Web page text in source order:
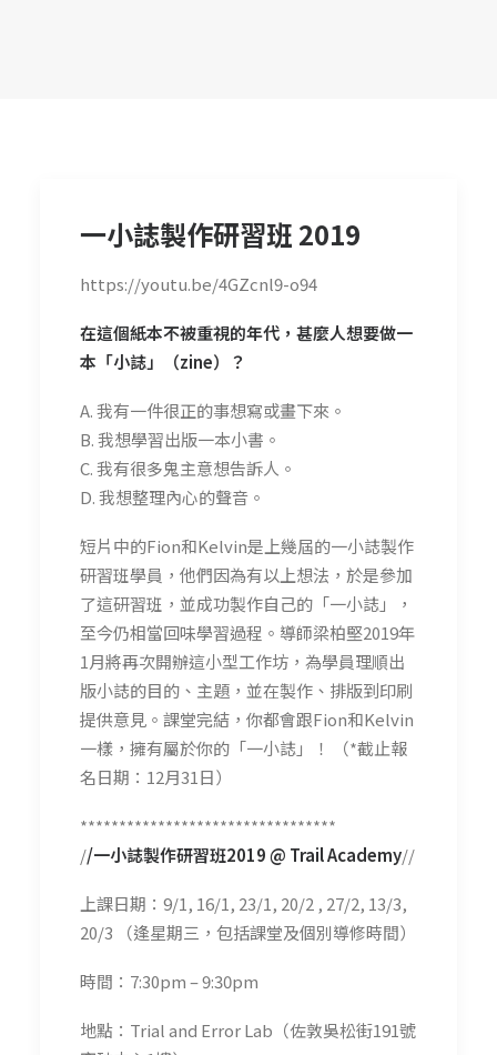
一小誌製作研習班 2019
https://youtu.be/4GZcnl9-o94
在這個紙本不被重視的年代，甚麼人想要做一
本「小誌」（zine）？
A. 我有一件很正的事想寫或畫下來。
B. 我想學習出版一本小書。
C. 我有很多鬼主意想告訴人。
D. 我想整理內心的聲音。
短片中的Fion和Kelvin是上幾屆的一小誌製作
研習班學員，他們因為有以上想法，於是參加
了這研習班，並成功製作自己的「一小誌」，
至今仍相當回味學習過程。導師梁柏堅2019年
1月將再次開辦這小型工作坊，為學員理順出
版小誌的目的、主題，並在製作、排版到印刷
提供意見。課堂完結，你都會跟Fion和Kelvin
一樣，擁有屬於你的「一小誌」！ （*截止報
名日期：12月31日）
*********************************
//一小誌製作研習班2019 @ Trail Academy//
上課日期：9/1, 16/1, 23/1, 20/2 , 27/2, 13/3,
20/3 （逢星期三，包括課堂及個別導修時間）
時間：7:30pm – 9:30pm
地點：Trial and Error Lab（佐敦吳松街191號